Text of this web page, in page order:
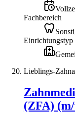
Fachbereich
Einrichtungstyp
Lieblings-
(ZFA)